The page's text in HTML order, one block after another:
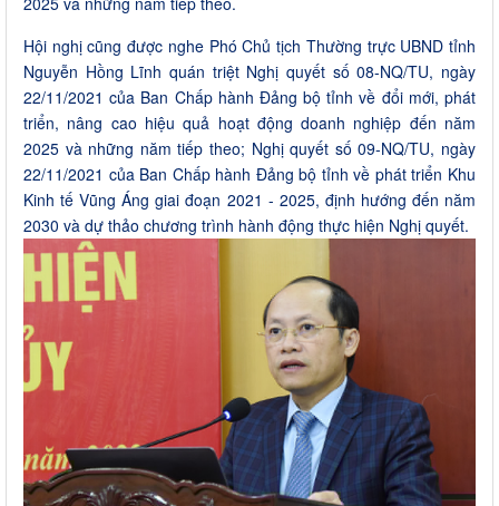
Hội nghị cũng được nghe Phó Chủ tịch Thường trực UBND tỉnh
Nguyễn Hồng Lĩnh quán triệt Nghị quyết số 08-NQ/TU, ngày
22/11/2021 của Ban Chấp hành Đảng bộ tỉnh về đổi mới, phát
triển, nâng cao hiệu quả hoạt động doanh nghiệp đến năm
2025 và những năm tiếp theo; Nghị quyết số 09-NQ/TU, ngày
22/11/2021 của Ban Chấp hành Đảng bộ tỉnh về phát triển Khu
Kinh tế Vũng Áng giai đoạn 2021 - 2025, định hướng đến năm
2030 và dự thảo chương trình hành động thực hiện Nghị quyết.